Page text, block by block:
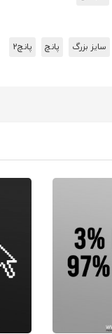
سایز بزرگ پانچ پانچ2